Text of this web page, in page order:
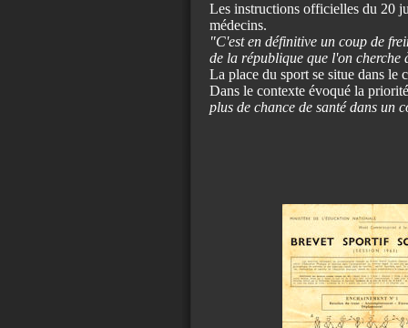
Les instructions officielles du 20
médecins.
"C'est en définitive un coup de
de la république que l'on cherche
La place du sport se situe dans le
Dans le contexte évoqué la
plus de chance de santé dans un